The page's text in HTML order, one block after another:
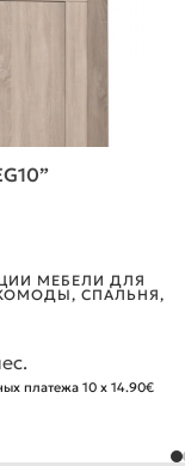
МЕБЕЛИ ДЛЯ
, СПАЛЬНЯ,
платежа 10 x 14.90€